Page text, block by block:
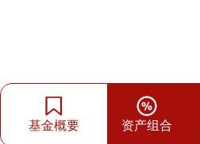
基金概要 资产组合